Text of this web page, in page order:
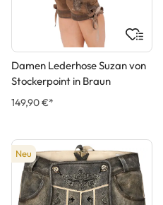
Damen Lederhose Suzan von
Stockerpoint in Braun
149,90 €*
Neu